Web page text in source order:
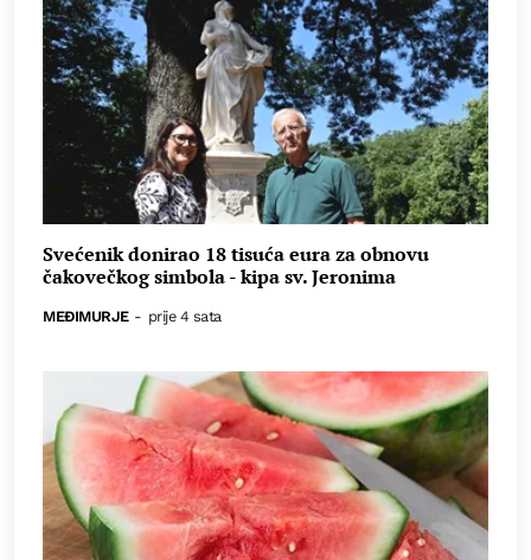
Svećenik donirao 18 tisuća eura za obnovu
čakovečkog simbola - kipa sv. Jeronima
MEĐIMURJE - prije 4 sata